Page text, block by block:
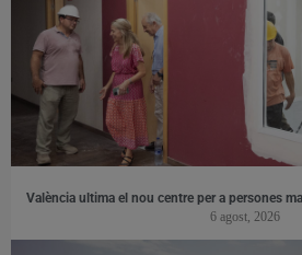
València ultima el nou centre per a persones
6 agost, 2026